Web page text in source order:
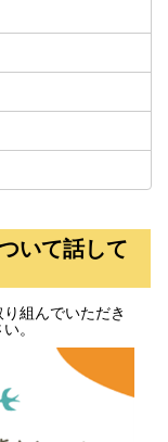
いて話して
組んでいただき
い。